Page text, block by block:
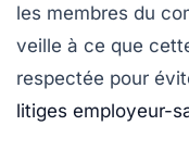
les membres du
veille à ce que
respectée pour
litiges employeur-